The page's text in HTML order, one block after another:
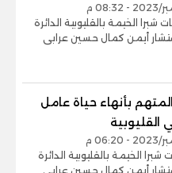
الخيمة بالقليوبية الدائرة
أيمن كمال حسين عرابى
بأنهاء حياة عامل
القليوبية
الخيمة بالقليوبية الدائرة
أيمن كمال حسين عرابى